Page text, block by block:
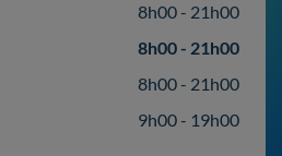
8h00 - 21h00
8h00 - 21h00
8h00 - 21h00
9h00 - 19h00